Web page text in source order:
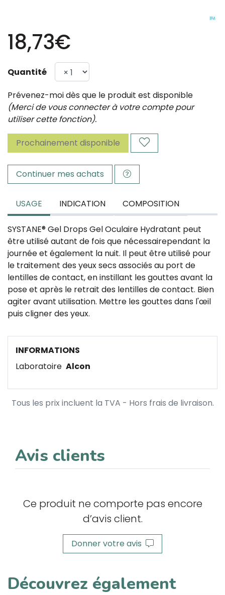
18,73€
Quantité
Prévenez-moi dès que le produit est disponible
(Merci de vous connecter à votre compte pour
utiliser cette fonction).
Prochainement disponible
Continuer mes achats
USAGE INDICATION COMPOSITION
SYSTANE® Gel Drops Gel Oculaire Hydratant peut
être utilisé autant de fois que nécessairependant la
journée et également la nuit. Il peut être utilisé pour
le traitement des yeux secs associés au port de
lentilles de contact, en instillant les gouttes avant la
pose et après le retrait des lentilles de contact. Bien
agiter avant utilisation. Mettre les gouttes dans l'œil
puis cligner des yeux.
INFORMATIONS
Laboratoire Alcon
Tous les prix incluent la TVA - Hors frais de livraison.
Avis clients
Ce produit ne comporte pas encore
d’avis client.
Donner votre avis
Découvrez également